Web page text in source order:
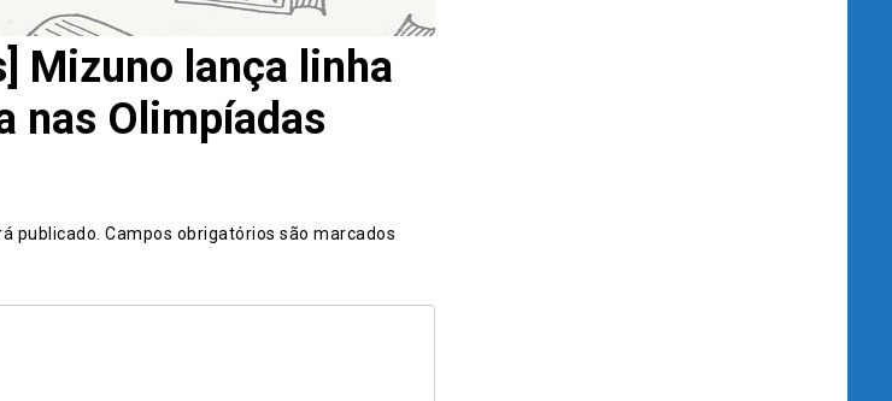
Mizuno lança linha
nas Olimpíadas
publicado. Campos obrigatórios são marcados